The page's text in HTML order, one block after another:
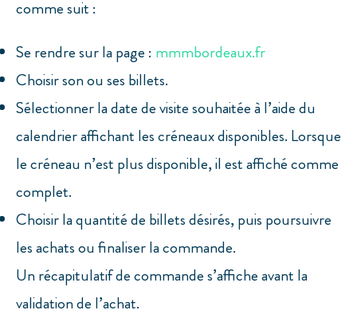
comme suit :
Se rendre sur la page : mmmbordeaux.fr
Choisir son ou ses billets.
Sélectionner la date de visite souhaitée à l’aide du
calendrier affichant les créneaux disponibles. Lorsque
le créneau n’est plus disponible, il est affiché comme
complet.
Choisir la quantité de billets désirés, puis poursuivre
les achats ou finaliser la commande.
Un récapitulatif de commande s’affiche avant la
validation de l’achat.